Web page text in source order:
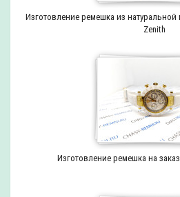
Изготовление ремешка из
Zenith
Изготовление ремешка на